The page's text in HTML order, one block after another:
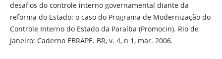
desafios do controle interno governamental diante da
reforma do Estado: o caso do Programa de Modernização do
Controle Interno do Estado da Paraíba (Promocin). Rio de
Janeiro: Caderno EBRAPE. BR, v. 4, n 1, mar. 2006.